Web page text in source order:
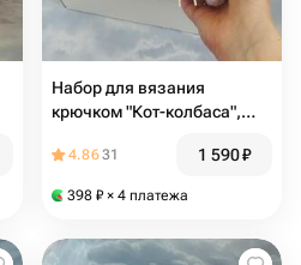
Набор для вязания
крючком "Кот-колбаса",
4.8631 1 590₽
398 ₽ × 4 платежа